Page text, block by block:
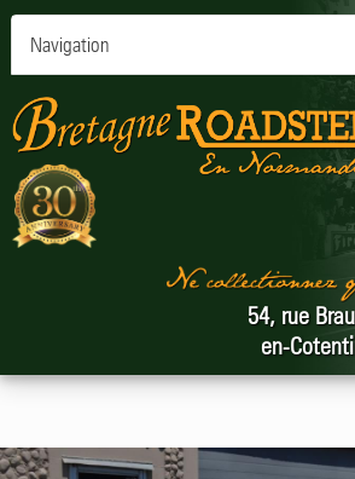
Navigation
54, rue
en-